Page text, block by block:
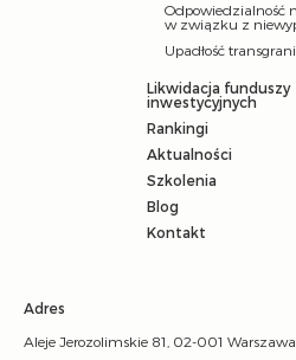
Odpowiedzialność
w związku z
Upadłość
Likwidacja funduszy
inwestycyjnych
Rankingi
Aktualności
Szkolenia
Blog
Kontakt
Adres
Aleje Jerozolimskie 81, 02-001 Warszawa